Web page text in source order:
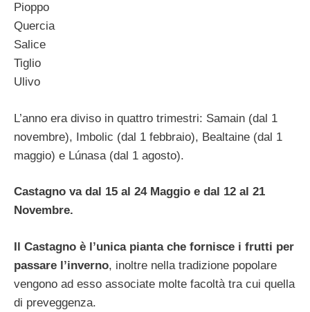
Pioppo
Quercia
Salice
Tiglio
Ulivo
L’anno era diviso in quattro trimestri: Samain (dal 1
novembre), Imbolic (dal 1 febbraio), Bealtaine (dal 1
maggio) e Lúnasa (dal 1 agosto).
Castagno va dal 15 al 24 Maggio e dal 12 al 21
Novembre.
Il Castagno è l’unica pianta che fornisce i frutti per
passare l’inverno, inoltre nella tradizione popolare
vengono ad esso associate molte facoltà tra cui quella
di preveggenza.